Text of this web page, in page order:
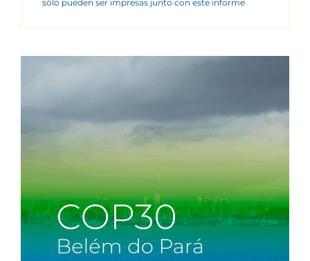
sólo pueden ser impresas junto con este informe